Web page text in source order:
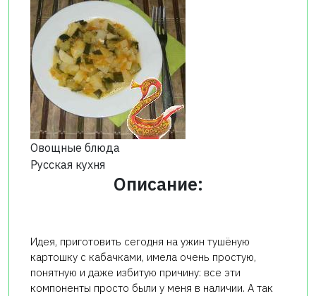
Овощные блюда
Русская кухня
Описание:
Идея, приготовить сегодня на ужин тушёную
картошку с кабачками, имела очень простую,
понятную и даже избитую причину: все эти
компоненты просто были у меня в наличии. А так